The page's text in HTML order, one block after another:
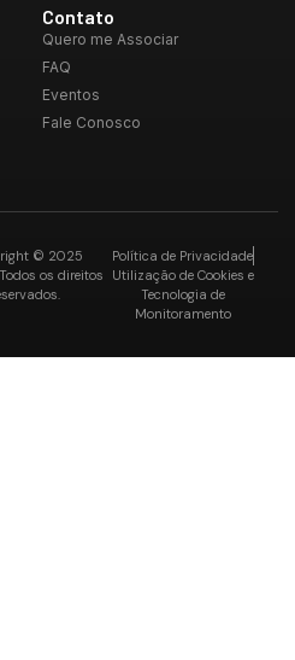
Contato
Quero me Associar
FAQ
Eventos
Fale Conosco
© 2025
Todos os direitos
Política de Privacidade
Utilização de Cookies e
Tecnologia de
Monitoramento